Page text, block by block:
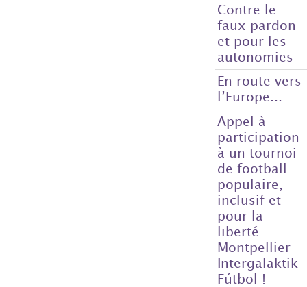
Contre le
faux pardon
et pour les
autonomies
En route vers
l’Europe...
Appel à
participation
à un tournoi
de football
populaire,
inclusif et
pour la
liberté
Montpellier
Intergalaktik
Fútbol !